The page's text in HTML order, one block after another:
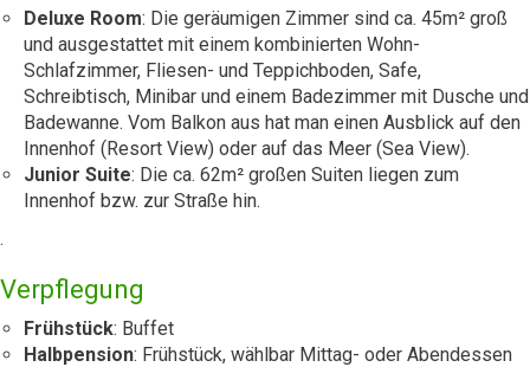
Deluxe Room: Die geräumigen Zimmer sind ca. 45m² groß
und ausgestattet mit einem kombinierten Wohn-
Schlafzimmer, Fliesen- und Teppichboden, Safe,
Schreibtisch, Minibar und einem Badezimmer mit Dusche und
Badewanne. Vom Balkon aus hat man einen Ausblick auf den
Innenhof (Resort View) oder auf das Meer (Sea View).
Junior Suite: Die ca. 62m² großen Suiten liegen zum
Innenhof bzw. zur Straße hin.
.
Verpflegung
Frühstück: Buffet
Halbpension: Frühstück, wählbar Mittag- oder Abendessen